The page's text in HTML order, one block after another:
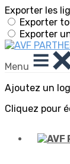
Exporter les
Exporter
Exporter
Menu
Ajoutez un
Cliquez pour